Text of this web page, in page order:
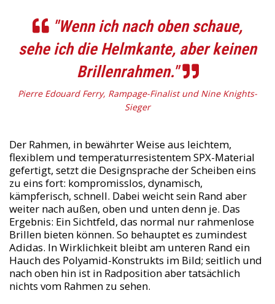
"Wenn ich nach oben schaue,
sehe ich die Helmkante, aber keinen
Brillenrahmen."
Pierre Edouard Ferry, Rampage-Finalist und Nine Knights-
Sieger
Der Rahmen, in bewährter Weise aus leichtem,
flexiblem und temperaturresistentem SPX-Material
gefertigt, setzt die Designsprache der Scheiben eins
zu eins fort: kompromisslos, dynamisch,
kämpferisch, schnell. Dabei weicht sein Rand aber
weiter nach außen, oben und unten denn je. Das
Ergebnis: Ein Sichtfeld, das normal nur rahmenlose
Brillen bieten können. So behauptet es zumindest
Adidas. In Wirklichkeit bleibt am unteren Rand ein
Hauch des Polyamid-Konstrukts im Bild; seitlich und
nach oben hin ist in Radposition aber tatsächlich
nichts vom Rahmen zu sehen.